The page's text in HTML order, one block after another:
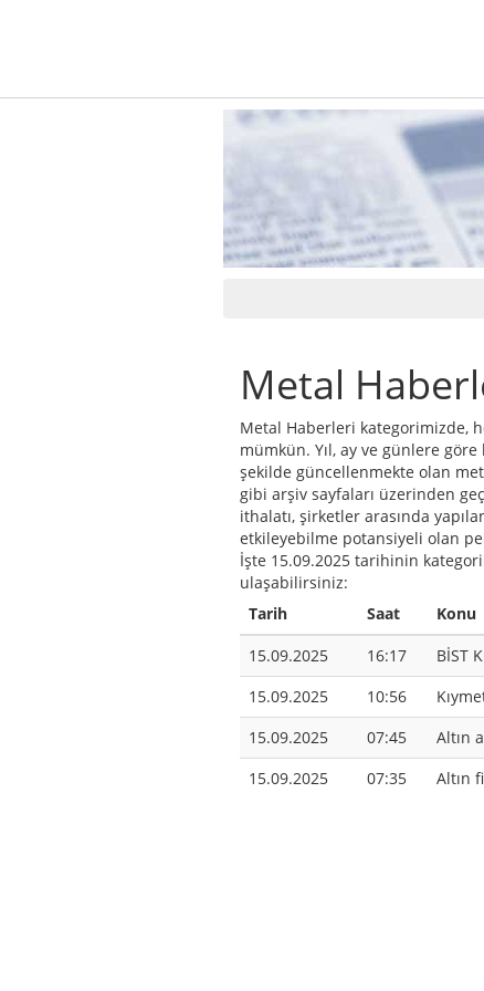
Metal
Metal Haberleri kategorimizde,
mümkün. Yıl, ay ve günlere
şekilde güncellenmekte olan
gibi arşiv sayfaları üzerinden
ithalatı, şirketler arasında
etkileyebilme potansiyeli olan
İşte 15.09.2025 tarihinin
ulaşabilirsiniz:
Tarih
Saat
Konu
15.09.2025
16:17
BİST
15.09.2025
10:56
15.09.2025
07:45
Altın
15.09.2025
07:35 Altın